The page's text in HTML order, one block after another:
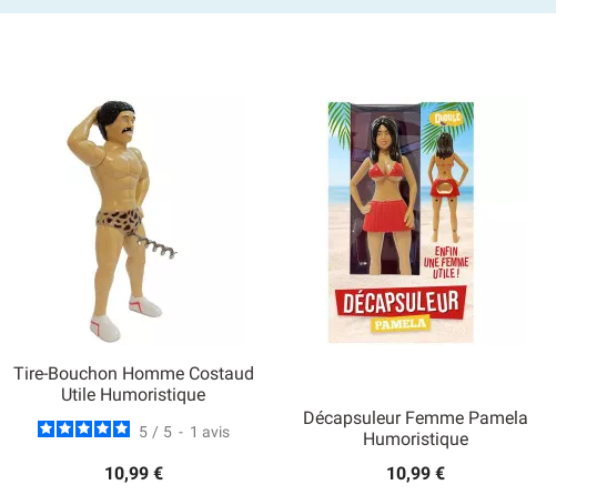
Tire-Bouchon Homme Costaud
Utile Humoristique
5 / 5 - 1 avis
10,99 €
Décapsuleur Femme Pamela
Humoristique
10,99 €